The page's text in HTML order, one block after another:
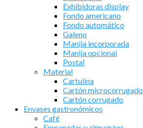
Exhibidoras display
Fondo americano
Fondo automático
Galeno
Manija incorporada
Manija opcional
Postal
Material
Cartulina
Cartón microcorrugado
Cartón corrugado
Envases gastronómicos
Café